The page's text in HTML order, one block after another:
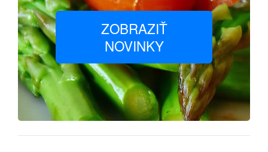
ZOBRAZIŤ
NOVINKY